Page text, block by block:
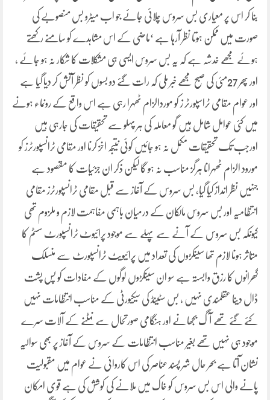
بنا کر اس پر معیاری بس سروس چلائی جائے جو اب میٹرو بس منصوبے کی
صورت میں ممکن ہوتا نظر آرہا ہے ‘ماضی کے اس مشاہدے کو سامنے رکھتے
ہوئے مجھے خدشہ ہے کہ یہ بس سروس ایسی ہی مشکلات کا شکار نہ ہو جائے ،
اور پھر 27مئی کی صبح مجھے خبر ملی کہ رات گئے دو بسوں کو نظر آتش کر دیا گیا ہے
اور عوام مقامی ٹراسپورٹر ز کو موردالزام ٹھہرا رہی ہے اس واقع کے رونماء ہونے
میں کئی عوامل شامل ہیں گو معاملہ کی ہر پہلو سے تحقیقات کی جارہی ہیں
اورجب تک تحقیقات مکمل نہ ہو جائیں کوئی نتیجہ اخز کرنا اور مقامی ٹرانسپورٹرز کو
مورود الزام ٹھہرانا ہرگز مناسب نہ ہو گا لیکن ذکر ان جزئیات کا مقصود ہے
جنہیں نظر انداز کیا گیا، بس سروس کے آغاز سے قبل مقامی ٹرانسپورٹرز مقامی
انتظامیہ اور بس سروس مالکان کے درمیان باہمی مفاہمت لازم و ملزوم تھی
کیونکہ بس سروس کے آنے سے پہلے سے موجود پرائیوٹ ٹرانسپورٹ سسٹم کا
متاثر ہونا لازم تھا سینکڑوں کی تعداد میں پرائیویٹ ٹرانسپورٹ سے منسلک
گھرانوں کا رزق وابستہ ہے سو ان سینکڑوں لوگوں کے مفادات کو پس پشت
ڈال دینا عقلمندی نہیں ، بس سٹینڈ کی سیکیورٹی کے مناسب انتظامات نہیں
کئے گئے تھے آگ بجھانے اور ہنگامی صورتحال سے نمٹنے کے آلات سرے
موجود ہی نہیں تھے بغیر مناسب انتظامات کے سروس کے آغاز پر بھی سوالیہ
نشان آتا ہے بحر حال شر پسند عناصر کی اس کاروائی نے عوام میں مقبولیت
پانے والی اس بس سروس کو خاک میں ملانے کی کوشش کی ہے قوی امکان